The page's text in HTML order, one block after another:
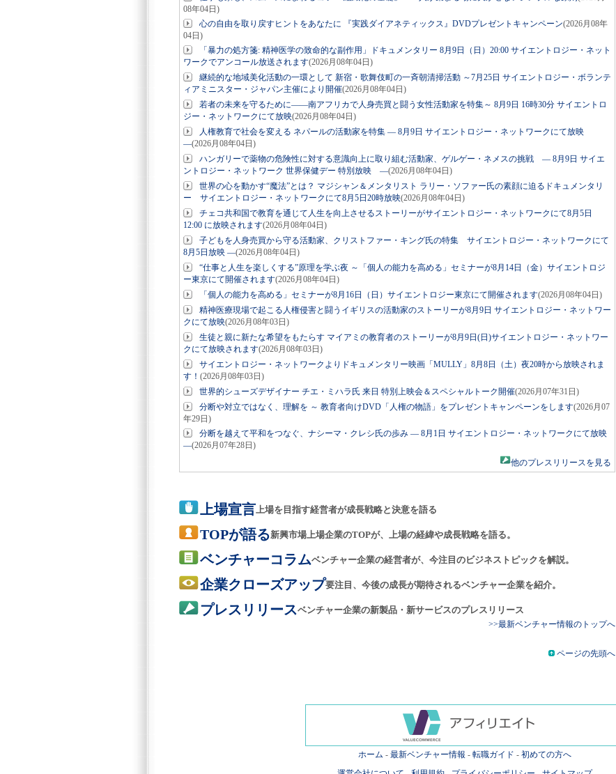
08年04日)
心の自由を取り戻すヒントをあなたに 『実践ダイアネティックス』DVDプレゼントキャンペーン(2026月08年
04日)
「暴力の処方箋: 精神医学の致命的な副作用」ドキュメンタリー 8月9日（日）20:00 サイエントロジー・ネット
ワークでアンコール放送されます(2026月08年04日)
継続的な地域美化活動の一環として 新宿・歌舞伎町の一斉朝清掃活動 ～7月25日 サイエントロジー・ボランテ
ィアミニスター・ジャパン主催により開催(2026月08年04日)
若者の未来を守るために――南アフリカで人身売買と闘う女性活動家を特集～ 8月9日 16時30分 サイエントロ
ジー・ネットワークにて放映(2026月08年04日)
人権教育で社会を変える ネパールの活動家を特集 ― 8月9日 サイエントロジー・ネットワークにて放映
―(2026月08年04日)
ハンガリーで薬物の危険性に対する意識向上に取り組む活動家、ゲルゲー・ネメスの挑戦 ― 8月9日 サイエ
ントロジー・ネットワーク 世界保健デー 特別放映 ―(2026月08年04日)
世界の心を動かす“魔法”とは？ マジシャン＆メンタリスト ラリー・ソファー氏の素顔に迫るドキュメンタリ
ー サイエントロジー・ネットワークにて8月5日20時放映(2026月08年04日)
チェコ共和国で教育を通じて人生を向上させるストーリーがサイエントロジー・ネットワークにて8月5日
12:00 に放映されます(2026月08年04日)
子どもを人身売買から守る活動家、クリストファー・キング氏の特集 サイエントロジー・ネットワークにて
8月5日放映 ―(2026月08年04日)
“仕事と人生を楽しくする”原理を学ぶ夜 ～「個人の能力を高める」セミナーが8月14日（金）サイエントロジ
ー東京にて開催されます(2026月08年04日)
「個人の能力を高める」セミナーが8月16日（日）サイエントロジー東京にて開催されます(2026月08年04日)
精神医療現場で起こる人権侵害と闘うイギリスの活動家のストーリーが8月9日 サイエントロジー・ネットワー
クにて放映(2026月08年03日)
生徒と親に新たな希望をもたらす マイアミの教育者のストーリーが8月9日(日)サイエントロジー・ネットワー
クにて放映されます(2026月08年03日)
サイエントロジー・ネットワークよりドキュメンタリー映画「MULLY」8月8日（土）夜20時から放映されま
す！ (2026月08年03日)
世界的シューズデザイナー チエ・ミハラ氏 来日 特別上映会＆スペシャルトーク開催(2026月07年31日)
分断や対立ではなく、理解を ～ 教育者向けDVD「人権の物語」をプレゼントキャンペーンをします(2026月07
年29日)
分断を越えて平和をつなぐ、ナシーマ・クレシ氏の歩み ― 8月1日 サイエントロジー・ネットワークにて放映
―(2026月07年28日)
他のプレスリリースを見る
上場宣言上場を目指す経営者が成長戦略と決意を語る
TOPが語る新興市場上場企業のTOPが、上場の経緯や成長戦略を語る。
ベンチャーコラムベンチャー企業の経営者が、今注目のビジネストピックを解説。
企業クローズアップ要注目、今後の成長が期待されるベンチャー企業を紹介。
プレスリリースベンチャー企業の新製品・新サービスのプレスリリース
>>最新ベンチャー情報のトップへ
ページの先頭へ
ホーム - 最新ベンチャー情報 - 転職ガイド - 初めての方へ